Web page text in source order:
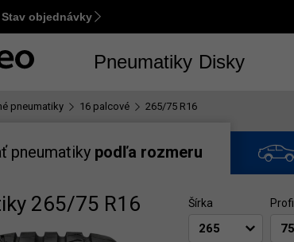
M
Stav objednávky
Pneumatiky Disky
pneumatiky 16 palcové 265/75 R16
pneumatiky podľa rozmeru
265/75 R16 Šírka Profil